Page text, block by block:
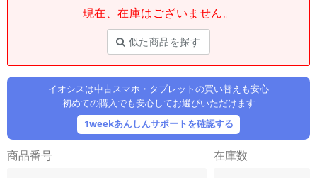
現在、在庫はございません。
似た商品を探す
イオシスは中古スマホ・タブレットの買い替えも安心
初めての購入でも安心してお選びいただけます
1weekあんしんサポートを確認する
商品番号 在庫数
製造、販売メーカーの絞り込み
「Apple」「SONY」「SHARP」など
商品の搭載機能による絞り込み
ドライブ